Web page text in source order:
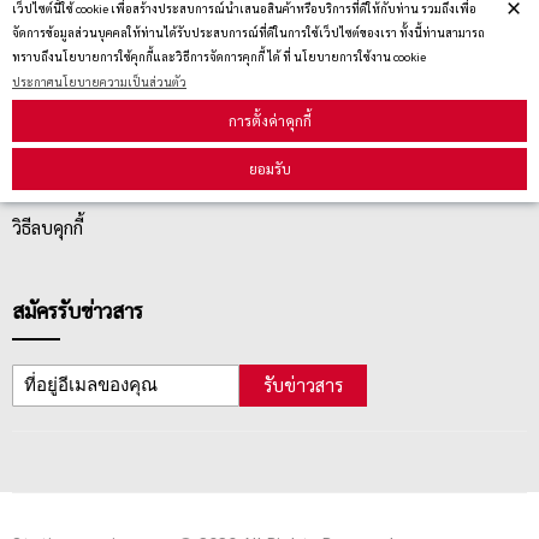
เว็ปไซต์นี้ใช้ cookie เพื่อสร้างประสบการณ์นำเสนอสินค้าหรือบริการที่ดีให้กับท่าน รวมถึงเพื่อ
จัดการข้อมูลส่วนบุคคลให้ท่านได้รับประสบการณ์ที่ดีในการใช้เว็ปไซต์ของเรา ทั้งนี้ท่านสามารถ
ทราบถึงนโยบายการใช้คุกกี้และวิธีการจัดการคุกกี้ ได้ ที่ นโยบายการใช้งาน cookie
ประกาศนโยบายความเป็นส่วนตัว
การตั้งค่าคุกกี้
ยอมรับ
บริการลูกค้า
ตรวจสอบสถานะสินค้า
คู่มือนักช้อป
วิธีลบคุกกี้
สมัครรับข่าวสาร
รับข่าวสาร